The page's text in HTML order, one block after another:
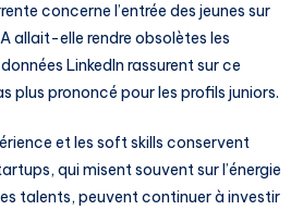
concerne l’entrée des jeunes sur
allait-elle rendre obsolètes les
LinkedIn rassurent sur ce
plus prononcé pour les profils juniors.
et les soft skills conservent
qui misent souvent sur l’énergie
talents, peuvent continuer à investir